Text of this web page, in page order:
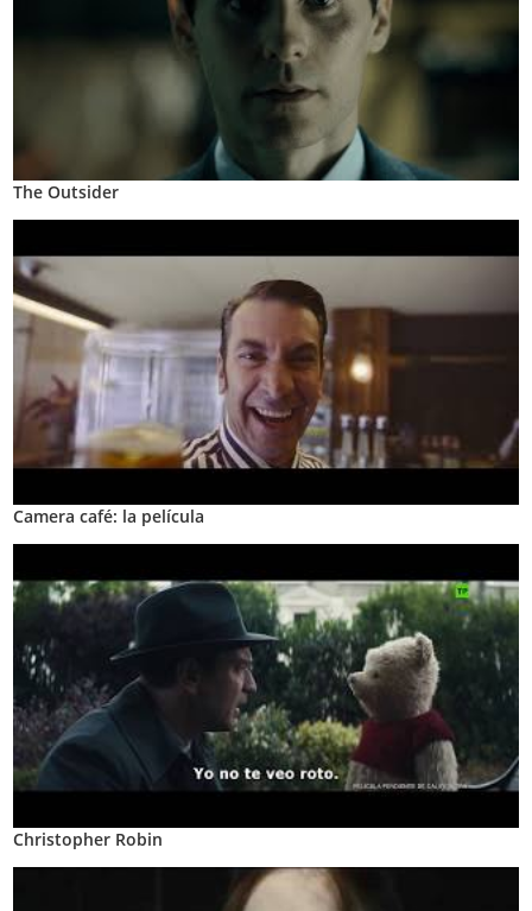
The Outsider
Camera café: la película
Christopher Robin